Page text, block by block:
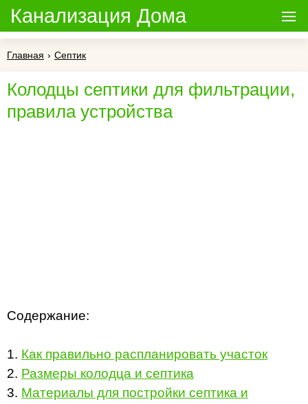
Канализация Дома
Главная › Септик
Колодцы септики для фильтрации,
правила устройства
Содержание:
1. Как правильно распланировать участок
2. Размеры колодца и септика
3. Материалы для постройки септика и